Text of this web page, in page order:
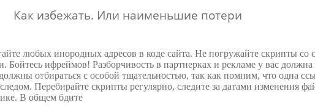
Как избежать. Или наименьшие потери
любых инородных адресов в коде сайта. Не погружайте скрипты со
Бойтесь ифреймов! Разборчивость в партнерках и рекламе у вас
отбираться с особой тщательностью, так как помним, что одна
Перебирайте скрипты регулярно, следите за датами изменения
В общем бдите